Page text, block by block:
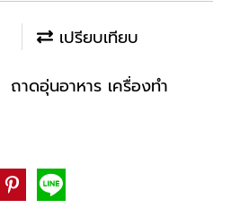
เปรียบเทียบ
ถาดอุ่นอาหาร เครื่องทำ